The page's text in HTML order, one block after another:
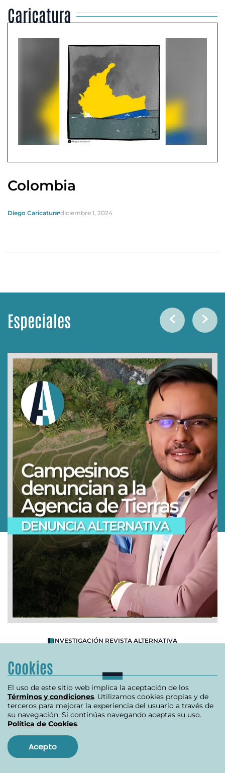
Caricatura
Colombia
Diego Caricatura diciembre 1, 2024
Especiales
INVESTIGACIÓN REVISTA ALTERNATIVA
Se destapa crisis en la ANT
julio 10, 2024
Item
1
of
Cookies
El uso de este sitio web implica la aceptación de los
Términos y condiciones. Utilizamos cookies propias y de
terceros para mejorar la experiencia del usuario a través de
su navegación. Si continúas navegando aceptas su uso.
Política de Cookies.
Acepto